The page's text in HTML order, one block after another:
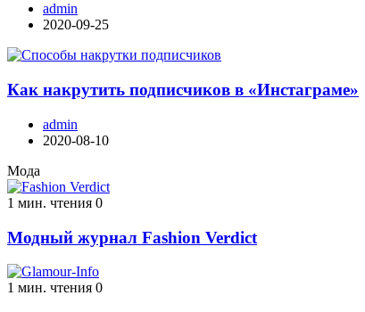
admin
2020-09-25
Как накрутить подписчиков в «Инстаграме»
admin
2020-08-10
Мода
1 мин. чтения 0
Модный журнал Fashion Verdict
1 мин. чтения 0